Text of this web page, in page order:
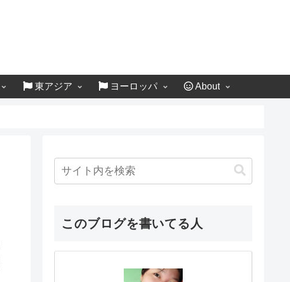
東アジア ヨーロッパ About
このブログを書いてる人